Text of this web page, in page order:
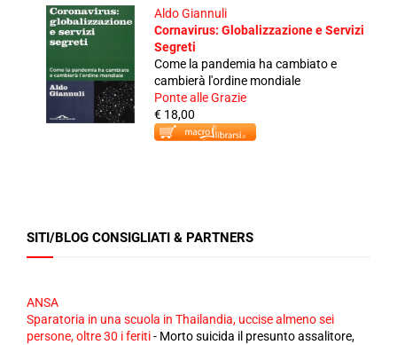
Aldo Giannuli
Cornavirus: Globalizzazione e Servizi
Segreti
Come la pandemia ha cambiato e
cambierà l'ordine mondiale
Ponte alle Grazie
€ 18,00
SITI/BLOG CONSIGLIATI & PARTNERS
ANSA
Sparatoria in una scuola in Thailandia, uccise almeno sei
persone, oltre 30 i feriti- Morto suicida il presunto assalitore,